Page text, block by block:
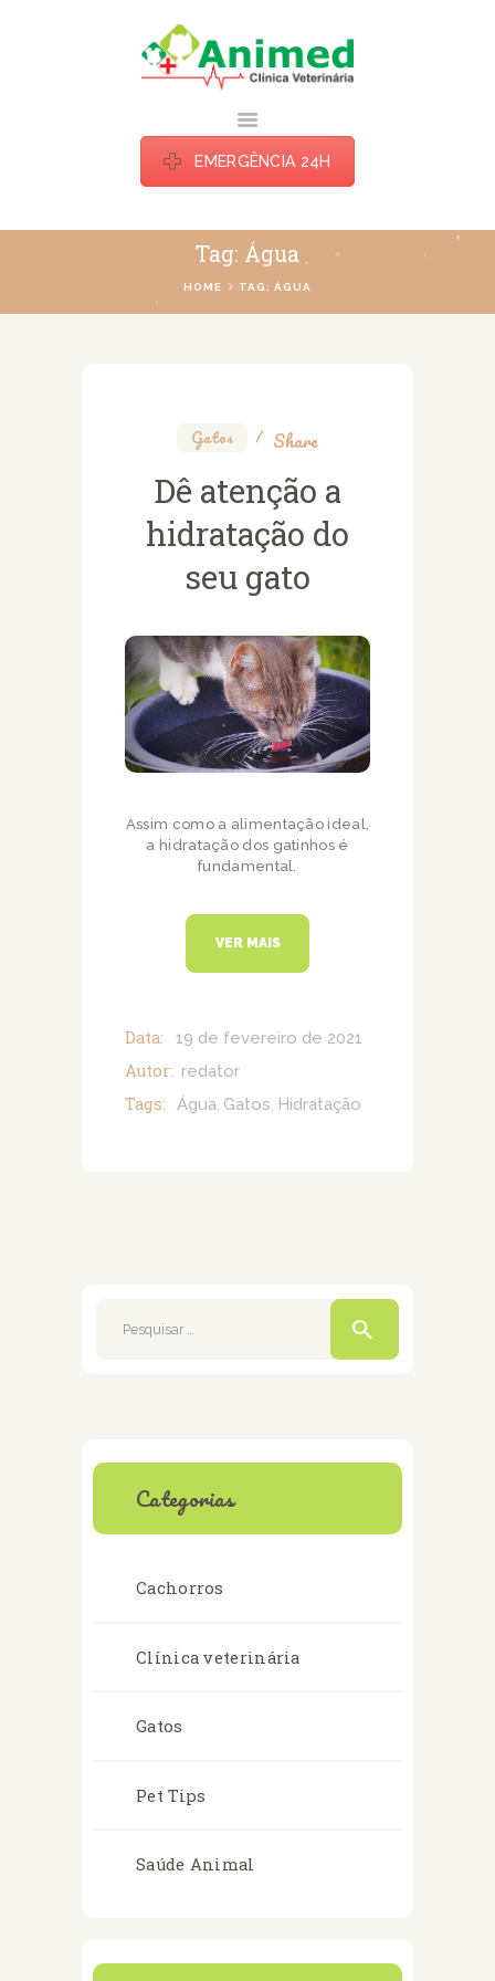
EMERGÊNCIA 24H
Tag: Água
HOME TAG: ÁGUA
ANIMED TATUI
merece.
HOME
ESPECIALIDADES
Gatos Share
Dê atenção a
hidratação do
seu gato
Assim como a alimentação ideal,
a hidratação dos gatinhos é
fundamental.
VER MAIS
Data: 19 de fevereiro de 2021
Autor: redator
Tags: Água, Gatos, Hidratação
por:
Categorias
Cachorros
Clínica veterinária
Gatos
Pet Tips
Saúde Animal